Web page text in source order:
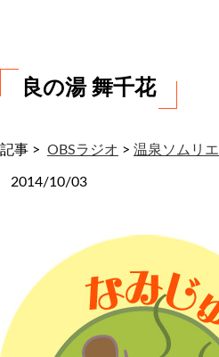
良の湯 舞千花
記事 > OBSラジオ > 温泉ソムリエ
2014/10/03